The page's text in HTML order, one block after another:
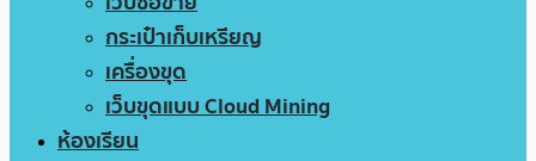
กระเป๋าเก็บเหรียญ
เครื่องขุด
เว็บขุดแบบ Cloud Mining
ห้องเรียน